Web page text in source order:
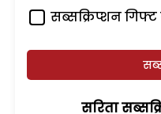
सब्सक्रिप्शन
सरिता